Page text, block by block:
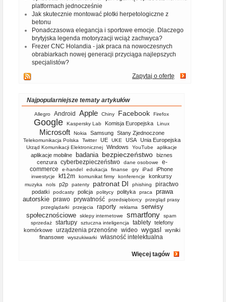
platformach jednocześnie
Jak skutecznie montować płotki herpetologiczne z
betonu
Ponadczasowa elegancja i sportowe emocje. Dlaczego
brytyjska legenda motoryzacji wciąż zachwyca?
Frezer CNC Holandia - jak praca na nowoczesnych
obrabiarkach nowej generacji przyciąga najlepszych
specjalistów?
Zapytaj o ofertę
Najpopularniejsze tematy artykułów
Allegro Android Apple Chiny Facebook Firefox
Google Kaspersky Lab Komisja Europejska Linux
Microsoft Nokia Samsung Stany Zjednoczone
Telekomunikacja Polska Twitter UE UKE USA Unia Europejska
Urząd Komunikacji Elektronicznej Windows YouTube aplikacje
aplikacje mobilne badania bezpieczeństwo biznes
cenzura cyberbezpieczeństwo dane osobowe
e-
commerce
e-handel edukacja finanse gry iPad iPhone
inwestycje kf12m komunikat firmy konferencje konkursy
muzyka nols p2p patenty patronat DI phishing piractwo
podatki podcasty policja politycy polityka praca
prawa
autorskie prawo prywatność przedsiębiorcy
przegląd prasy
przeglądarki
przejęcia raporty reklama
serwisy
społecznościowe
sklepy internetowe smartfony
spam
sprzedaż
startupy sztuczna inteligencja tablety telefony
komórkowe
urządzenia przenośne wideo wygasl
wyniki
finansowe
wyszukiwarki własność intelektualna
Więcej tagów